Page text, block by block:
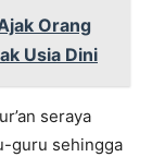
Orang
Usia Dini
seraya
guru sehingga